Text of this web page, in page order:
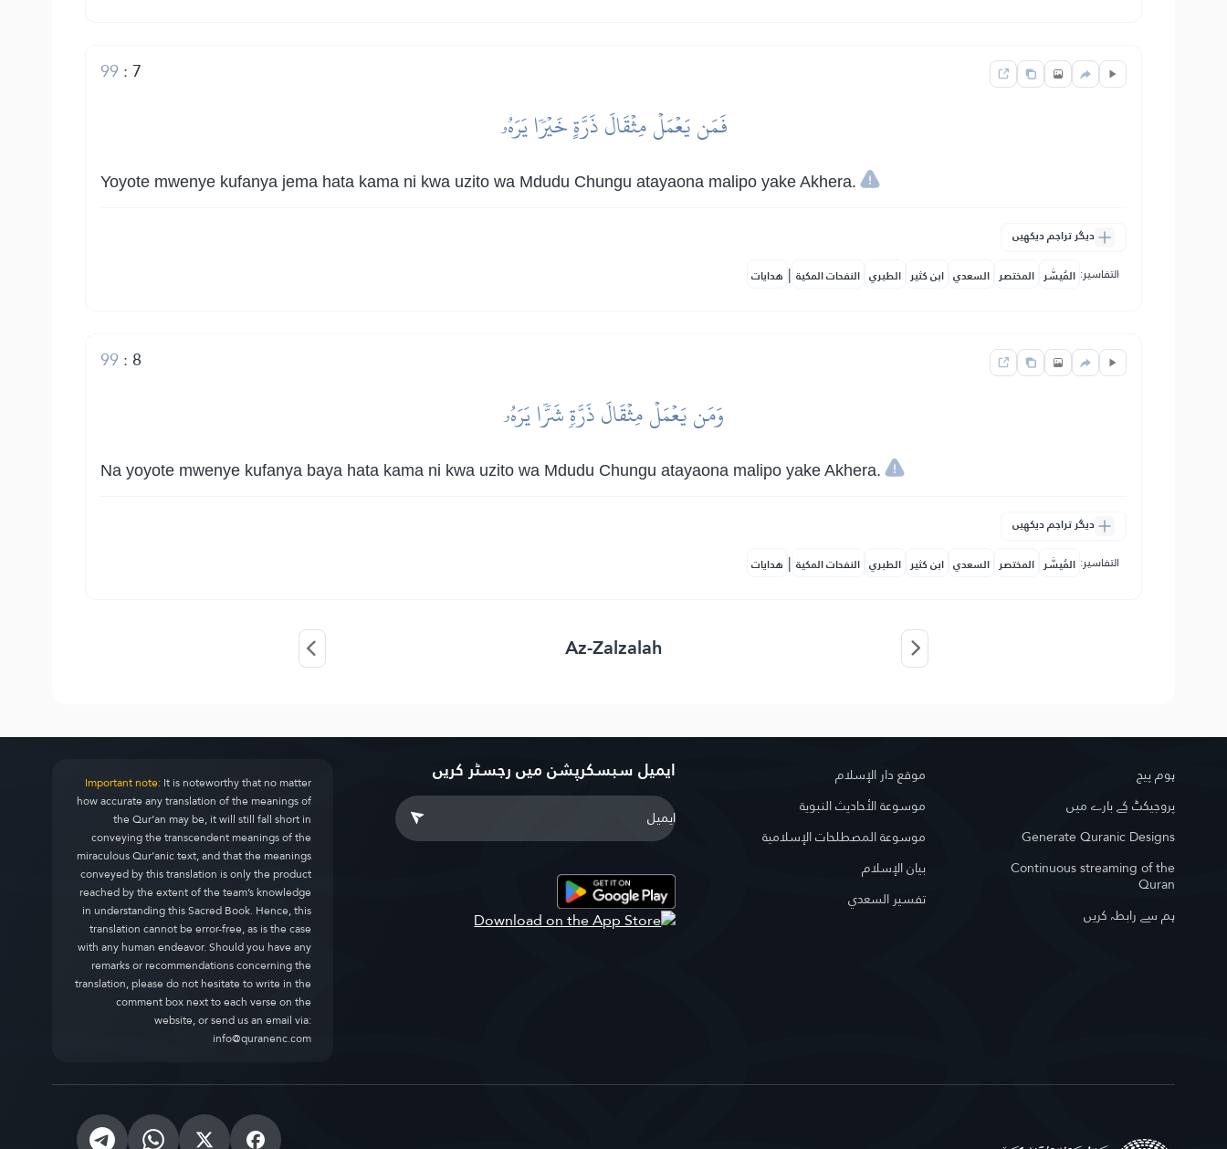
7
:
99
فَمَن يَعۡمَلۡ مِثۡقَالَ ذَرَّةٍ خَيۡرٗا يَرَهُۥ
Yoyote mwenye kufanya jema hata kama ni kwa uzito wa Mdudu Chungu atayaona malipo yake Akhera.
دیگر تراجم دیکھیں
التفاسير: المُيسَّر المختصر السعدي ابن كثير الطبري النفحات المكية | هدايات
8
:
99
وَمَن يَعۡمَلۡ مِثۡقَالَ ذَرَّةٖ شَرّٗا يَرَهُۥ
Na yoyote mwenye kufanya baya hata kama ni kwa uzito wa Mdudu Chungu atayaona malipo yake Akhera.
دیگر تراجم دیکھیں
التفاسير: المُيسَّر المختصر السعدي ابن كثير الطبري النفحات المكية | هدايات
Az-Zalzalah
ہوم پیج
پروجیکٹ کے بارے میں
Generate Quranic Designs
Continuous streaming of the
Quran
ہم سے رابطہ کریں
موقع دار الإسلام
موسوعة الأحاديث النبوية
موسوعة المصطلحات الإسلامية
بيان الإسلام
تفسير السعدي
ایمیل سبسکرپشن میں رجسٹر کریں Important note:It is noteworthy that no matter
how accurate any translation of the meanings of
the Qur’an may be, it will still fall short in
conveying the transcendent meanings of the
miraculous Qur’anic text, and that the meanings
conveyed by this translation is only the product
reached by the extent of the team’s knowledge
in understanding this Sacred Book. Hence, this
translation cannot be error-free, as is the case
with any human endeavor. Should you have any
remarks or recommendations concerning the
translation, please do not hesitate to write in the
comment box next to each verse on the
website, or send us an email via:
info@quranenc.com